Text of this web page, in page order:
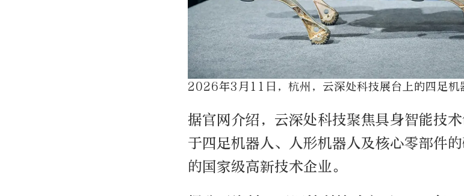
2026年3月11日，杭州，云深处科技展台上的四足机
据官网介绍，云深处科技聚焦具身智能技
于四足机器人、人形机器人及核心零部件
的国家级高新技术企业。